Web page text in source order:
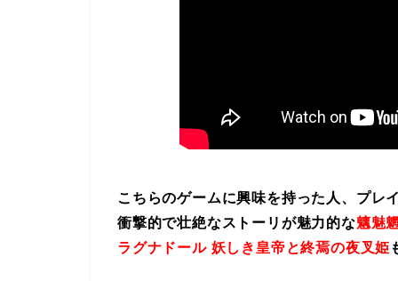
こちらのゲームに興味を持った人、プレ
衝撃的で壮絶なストーリが魅力的な魑魅
ラグナドール 妖しき皇帝と終焉の夜叉姫